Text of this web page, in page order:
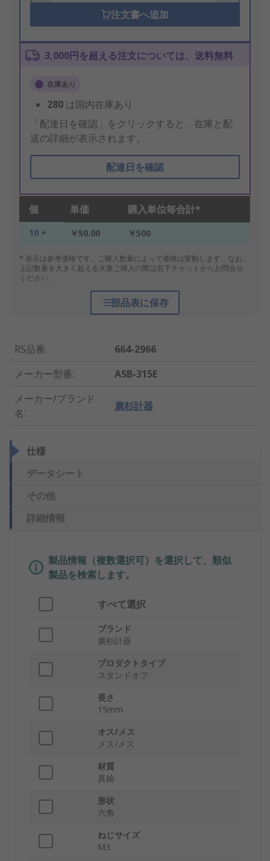
注文書へ追加
3,000円を超える注文については、送料無料
在庫あり
280 は国内在庫あり
「配達日を確認」をクリックすると、在庫と配
送の詳細が表示されます。
配達日を確認
個 単価 購入単位毎合計*
10 + ￥50.00 ￥500
* 表示は参考価格です。ご購入数量によって価格は変動します。なお、
上記数量を大きく超える大量ご購入の際は右下チャットからお問合せ
ください。
部品表に保存
RS品番:
664-2966
メーカー型番:
ASB-315E
メーカー/ブランド
名:
廣杉計器
仕様
データシート
その他
詳細情報
製品情報（複数選択可）を選択して、類似
製品を検索します。
すべて選択
ブランド
廣杉計器
プロダクトタイプ
スタンドオフ
長さ
15mm
オス/メス
メス/メス
材質
真鍮
形状
六角
ねじサイズ
M3